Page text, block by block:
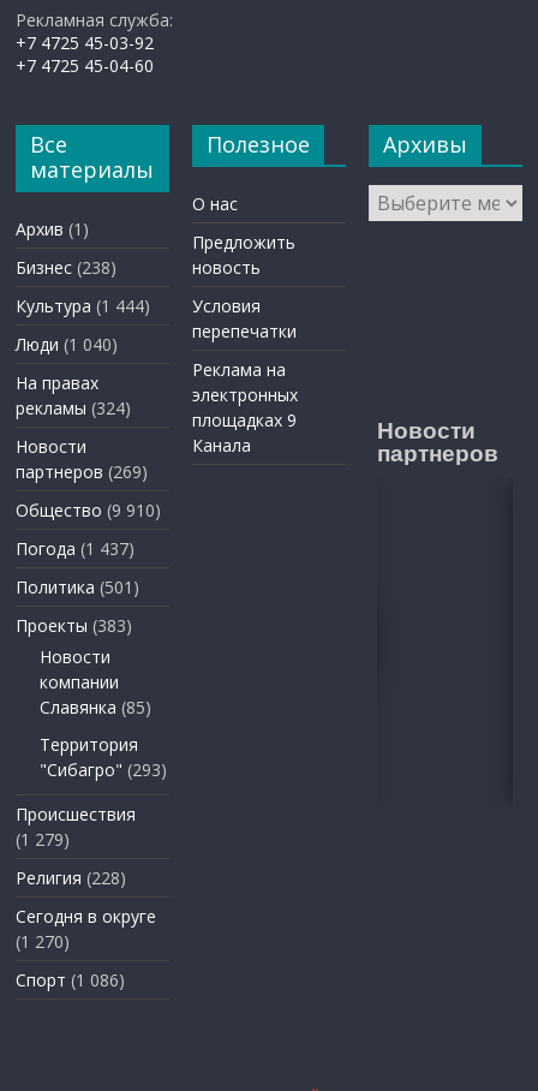
Рекламная служба:
+7 4725 45-03-92
+7 4725 45-04-60
Все
материалы
Архив (1)
Бизнес (238)
Культура (1 444)
Люди (1 040)
На правах
рекламы (324)
Новости
партнеров (269)
Общество (9 910)
Погода (1 437)
Политика (501)
Проекты (383)
Новости
компании
Славянка (85)
Территория
"Сибагро" (293)
Происшествия
(1 279)
Религия (228)
Сегодня в округе
(1 270)
Спорт (1 086)
Полезное
О нас
Предложить
новость
Условия
перепечатки
Реклама на
электронных
площадках 9
Канала
Архивы
Архивы
Новости
партнеров